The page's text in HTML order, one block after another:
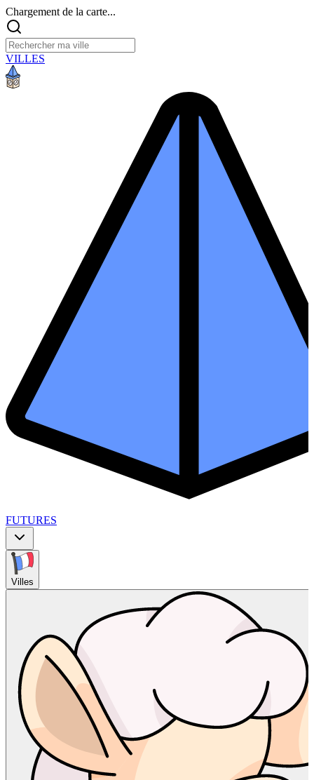
Chargement de la carte...
VILLES
FUTURES
Villes